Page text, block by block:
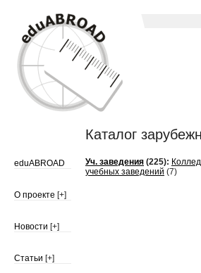
Каталог
eduABROAD
О проекте [+]
Новости [+]
Статьи [+]
Уч. заведения (225):
учебных заведений (7)